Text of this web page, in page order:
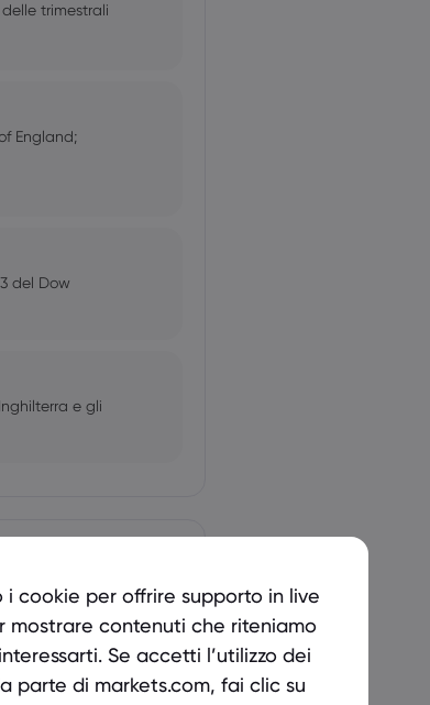
trimestrali
England;
del Dow
e gli
PCE e sulle
i cookie per offrire supporto in live
mostrare contenuti che riteniamo
Se accetti l’utilizzo dei
parte di markets.com, fai clic su